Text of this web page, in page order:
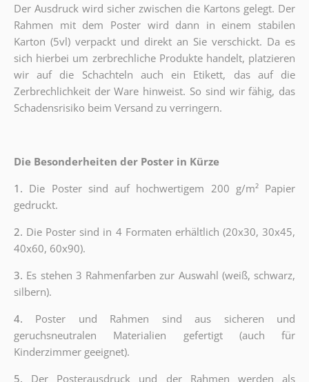
Der Ausdruck wird sicher zwischen die Kartons gelegt. Der
Rahmen mit dem Poster wird dann in einem stabilen
Karton (5vl) verpackt und direkt an Sie verschickt. Da es
sich hierbei um zerbrechliche Produkte handelt, platzieren
wir auf die Schachteln auch ein Etikett, das auf die
Zerbrechlichkeit der Ware hinweist. So sind wir fähig, das
Schadensrisiko beim Versand zu verringern.
Die Besonderheiten der Poster in Kürze
1. Die Poster sind auf hochwertigem 200 g/m² Papier
gedruckt.
2. Die Poster sind in 4 Formaten erhältlich (20x30, 30x45,
40x60, 60x90).
3. Es stehen 3 Rahmenfarben zur Auswahl (weiß, schwarz,
silbern).
4. Poster und Rahmen sind aus sicheren und
geruchsneutralen Materialien gefertigt (auch für
Kinderzimmer geeignet).
5. Der Posterausdruck und der Rahmen werden als